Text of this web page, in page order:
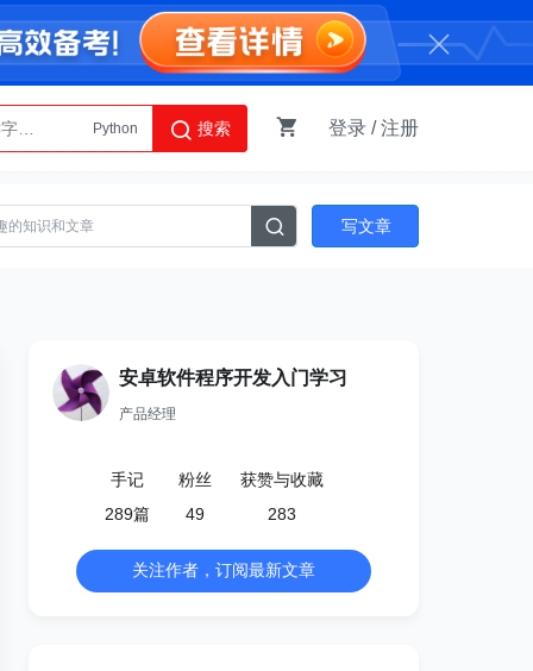
Python
AI智能体
搜索 登录 /注册
写文章
安卓软件程序开发入门学习
产品经理
手记
289篇
粉丝
49
获赞与收藏
283
关注作者，订阅最新文章